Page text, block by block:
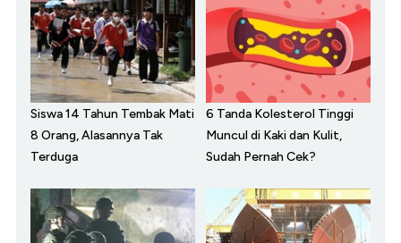
Siswa 14 Tahun Tembak Mati
8 Orang, Alasannya Tak
Terduga
6 Tanda Kolesterol Tinggi
Muncul di Kaki dan Kulit,
Sudah Pernah Cek?